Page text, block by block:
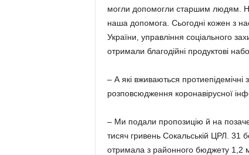
могли допомогли стар­шим людям.
наша допомога. Сьо­годні кожен з
України, управ­ління соціального
отримали благо­дійні продуктові
– А які вживаються
розповсюдження коронавірусної
– Ми подали пропозицію й на
тисяч гривень Сокальській ЦРЛ. 31
отримала з районного бюджету 1,2